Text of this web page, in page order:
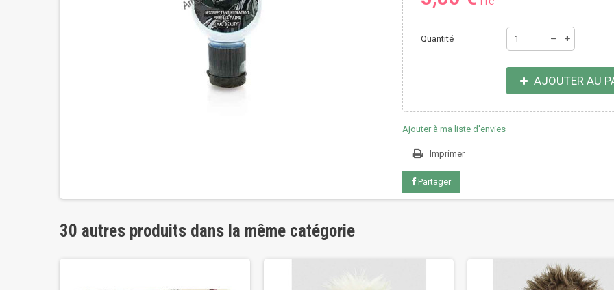
Quantité
AJOUTER AU
Ajouter à ma liste d'envies
Imprimer
Partager
30 autres produits dans la même catégorie